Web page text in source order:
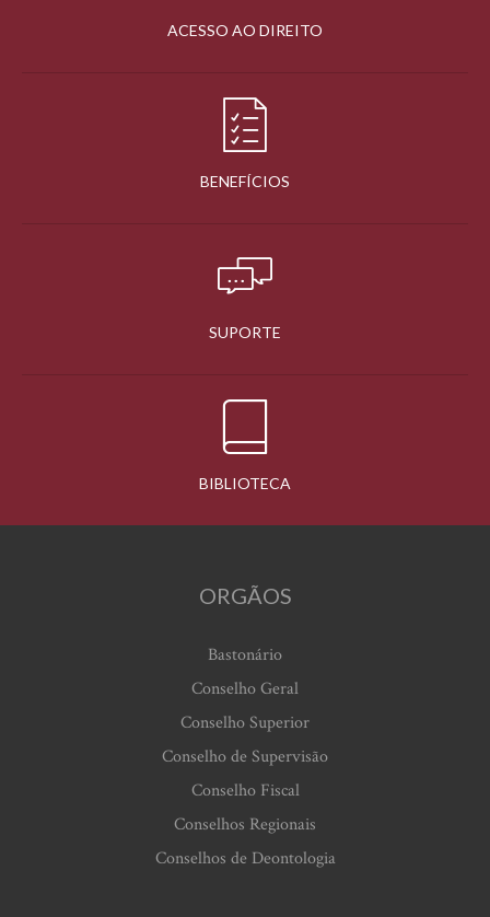
ACESSO AO DIREITO
BENEFÍCIOS
SUPORTE
BIBLIOTECA
ORGÃOS
Bastonário
Conselho Geral
Conselho Superior
Conselho de Supervisão
Conselho Fiscal
Conselhos Regionais
Conselhos de Deontologia